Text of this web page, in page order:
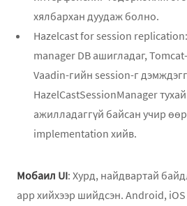
хялбархан дуудаж болно.
Hazelcast for session
manager DB ашигладаг,
Vaadin-гийн session-г
HazelCastSessionManager
ажилладаггүй байсан учир
implementation хийв.
Мобаил UI: Хурд, найдвартай
app хийхээр шийдсэн. Android,